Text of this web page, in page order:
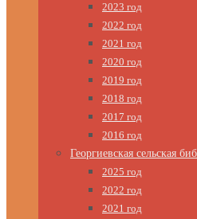
2023 год
2022 год
2021 год
2020 год
2019 год
2018 год
2017 год
2016 год
Георгиевская сельская
2025 год
2022 год
2021 год